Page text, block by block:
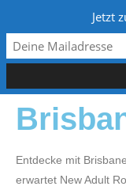
Entdecke mit
erwartet New Adult
Jetzt